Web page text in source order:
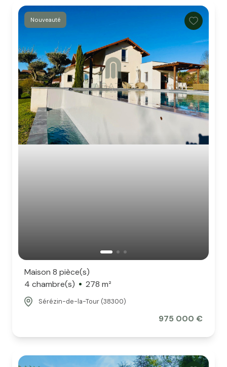
Nouveauté
Maison 8 pièce(s)
4 chambre(s)
278 m²
Sérézin-de-la-Tour (38300)
975 000 €